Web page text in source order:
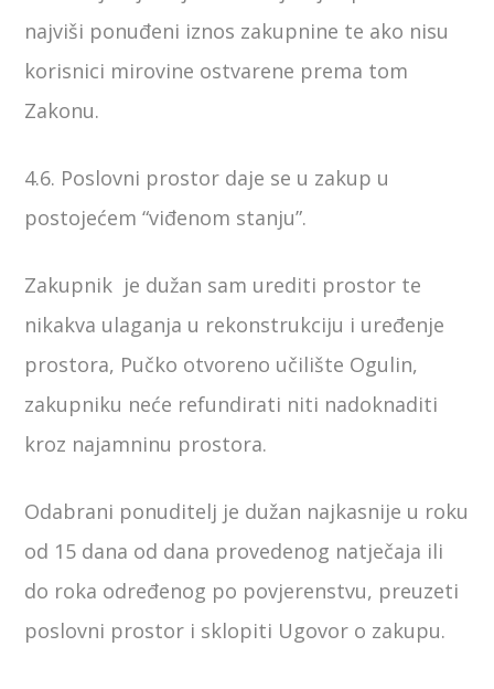
najviši ponuđeni iznos zakupnine te ako nisu
korisnici mirovine ostvarene prema tom
Zakonu.
4.6. Poslovni prostor daje se u zakup u
postojećem “viđenom stanju”.
Zakupnik je dužan sam urediti prostor te
nikakva ulaganja u rekonstrukciju i uređenje
prostora, Pučko otvoreno učilište Ogulin,
zakupniku neće refundirati niti nadoknaditi
kroz najamninu prostora.
Odabrani ponuditelj je dužan najkasnije u roku
od 15 dana od dana provedenog natječaja ili
do roka određenog po povjerenstvu, preuzeti
poslovni prostor i sklopiti Ugovor o zakupu.